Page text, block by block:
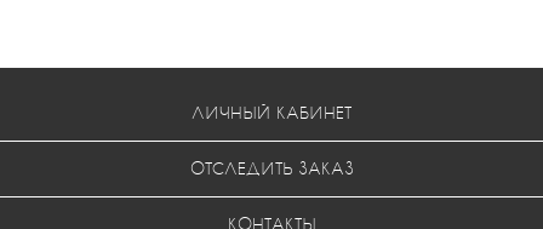
ЛИЧНЫЙ КАБИНЕТ
ОТСЛЕДИТЬ ЗАКАЗ
КОНТАКТЫ